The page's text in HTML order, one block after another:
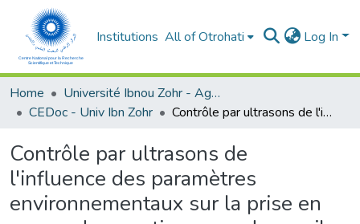
Institutions All of Otrohati Log In
Home
Université Ibnou Zohr - Agadir
CEDoc - Univ Ibn Zohr
Contrôle par ultrasons de l'influence des paramètres environnementaux sur la prise en masse des mortiers ; cas des argiles et de la salinité de l'eau .
Contrôle par ultrasons de
l'influence des paramètres
environnementaux sur la prise en